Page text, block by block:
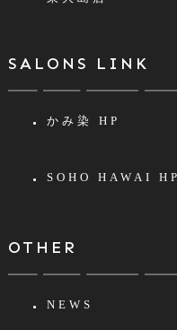
SALONS LINK
かみ染 HP
SOHO HAWAI HP
OTHER
NEWS